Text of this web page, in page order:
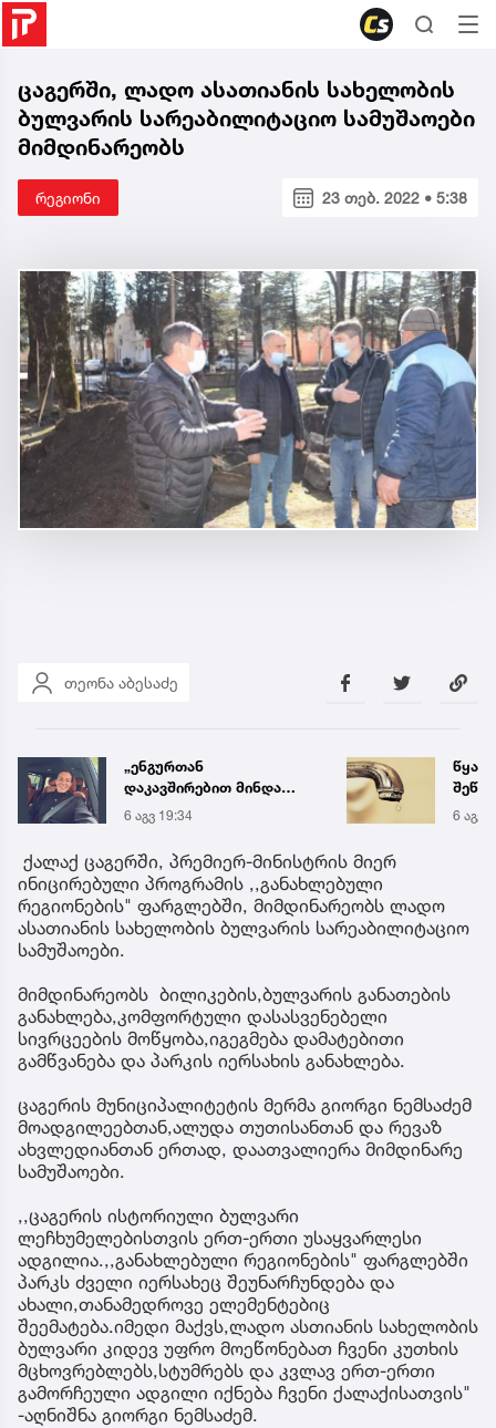
ცაგერში, ლადო ასათიანის სახელობის
ბულვარის სარეაბილიტაციო სამუშაოები
მიმდინარეობს
რეგიონი 23 თებ. 2022 • 5:38
თეონა აბესაძე
„ენგურთან
დაკავშირებით მინდა
ვთქვა...“ - გოგა მანიას
უახლესი
წინასწარმეტყველება
6 აგვ 19:34 6 აგვ
ქალაქ ცაგერში, პრემიერ-მინისტრის მიერ
ინიცირებული პროგრამის ,,განახლებული
რეგიონების" ფარგლებში, მიმდინარეობს ლადო
ასათიანის სახელობის ბულვარის სარეაბილიტაციო
სამუშაოები.
მიმდინარეობს ბილიკების,ბულვარის განათების
განახლება,კომფორტული დასასვენებელი
სივრცეების მოწყობა,იგეგმება დამატებითი
გამწვანება და პარკის იერსახის განახლება.
ცაგერის მუნიციპალიტეტის მერმა გიორგი ნემსაძემ
მოადგილეებთან,ალუდა თუთისანთან და რევაზ
ახვლედიანთან ერთად, დაათვალიერა მიმდინარე
სამუშაოები.
,,ცაგერის ისტორიული ბულვარი
ლეჩხუმელებისთვის ერთ-ერთი უსაყვარლესი
ადგილია.,,განახლებული რეგიონების" ფარგლებში
პარკს ძველი იერსახეც შეუნარჩუნდება და
ახალი,თანამედროვე ელემენტებიც
შეემატება.იმედი მაქვს,ლადო ასთიანის სახელობის
ბულვარი კიდევ უფრო მოეწონებათ ჩვენი კუთხის
მცხოვრებლებს,სტუმრებს და კვლავ ერთ-ერთი
გამორჩეული ადგილი იქნება ჩვენი ქალაქისათვის"
-აღნიშნა გიორგი ნემსაძემ.